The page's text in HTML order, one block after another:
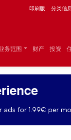
印刷版 分类信
务范围 财产 投资
ads for 1.99€ per